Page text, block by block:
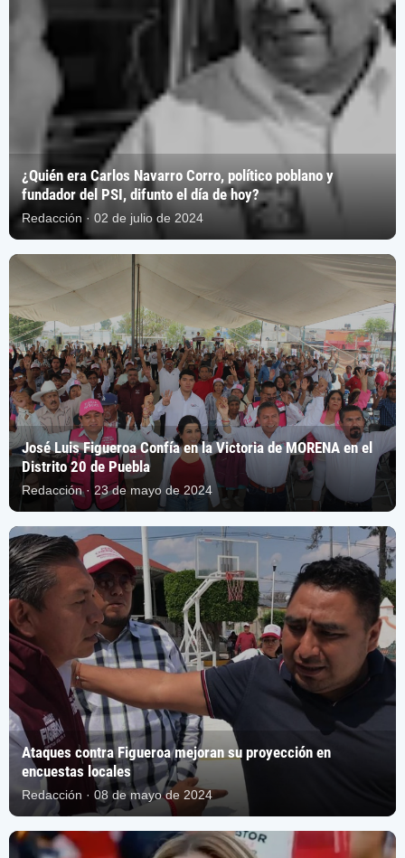
¿Quién era Carlos Navarro Corro, político poblano y
fundador del PSI, difunto el día de hoy?
Redacción · 02 de julio de 2024
José Luis Figueroa Confía en la Victoria de MORENA en el
Distrito 20 de Puebla
Redacción · 23 de mayo de 2024
Ataques contra Figueroa mejoran su proyección en
encuestas locales
Redacción · 08 de mayo de 2024